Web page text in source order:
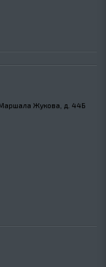
Жукова, д. 44Б